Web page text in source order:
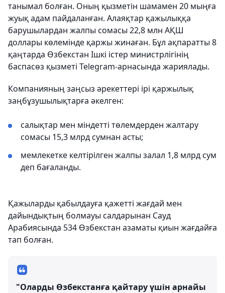
танымал болған. Оның қызметін шамамен 20 мыңға
жуық адам пайдаланған. Алаяқтар қажылыққа
барушылардан жалпы сомасы 22,8 млн АҚШ
доллары көлемінде қаржы жинаған. Бұл ақпаратты 8
қаңтарда Өзбекстан Ішкі істер министрлігінің
баспасөз қызметі Telegram-арнасында жариялады.
Компанияның заңсыз әрекеттері ірі қаржылық
заңбұзушылықтарға әкелген:
салықтар мен міндетті төлемдерден жалтару
сомасы 15,3 млрд сумнан асты;
мемлекетке келтірілген жалпы залал 1,8 млрд сум
деп бағаланды.
Қажыларды қабылдауға қажетті жағдай мен
дайындықтың болмауы салдарынан Сауд
Арабиясында 534 Өзбекстан азаматы қиын жағдайға
тап болған.
"Оларды Өзбекстанға қайтару үшін арнайы